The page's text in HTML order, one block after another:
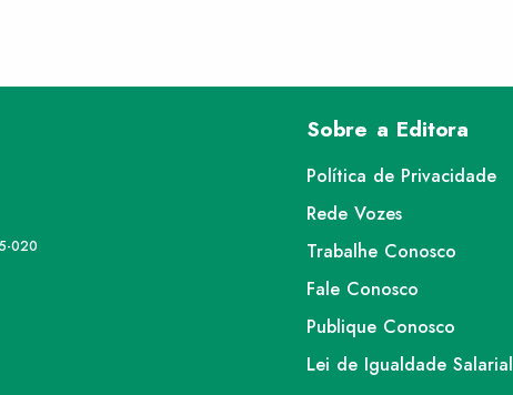
020
Sobre a Editora
Política de Privacidade
Rede Vozes
Trabalhe Conosco
Fale Conosco
Publique Conosco
Lei de Igualdade Salarial